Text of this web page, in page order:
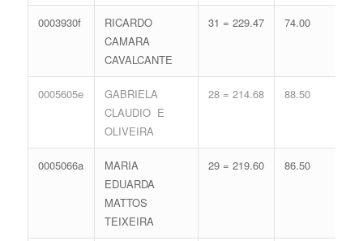
0003930f
RICARDO
CAMARA
CAVALCANTE
31 = 229.47 74.00
0005605e
GABRIELA
CLAUDIO E
OLIVEIRA
28 = 214.68 88.50
0005066a
MARIA
EDUARDA
MATTOS
TEIXEIRA
29 = 219.60 86.50